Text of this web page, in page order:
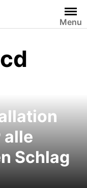
Menu
alle
Schlag